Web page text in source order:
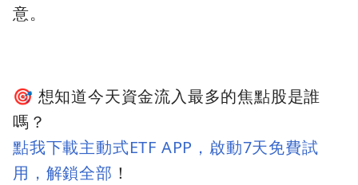
意。
🎯 想知道今天資金流入最多的焦點股是誰
嗎？
點我下載主動式ETF APP，啟動7天免費試
用，解鎖全部 ！